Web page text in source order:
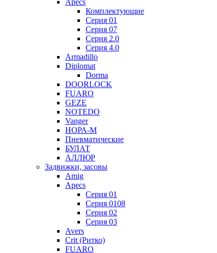
Apecs
Комплектующие
Серия 01
Серия 07
Серия 2.0
Серия 4.0
Armadillo
Diplomat
Dorma
DOORLOCK
FUARO
GEZE
NOTEDO
Vanger
НОРА-М
Пневматические
БУЛАТ
АЛЛЮР
Задвижки, засовы
Amig
Apecs
Серия 01
Серия 0108
Серия 02
Серия 03
Avers
Crit (Ритко)
FUARO